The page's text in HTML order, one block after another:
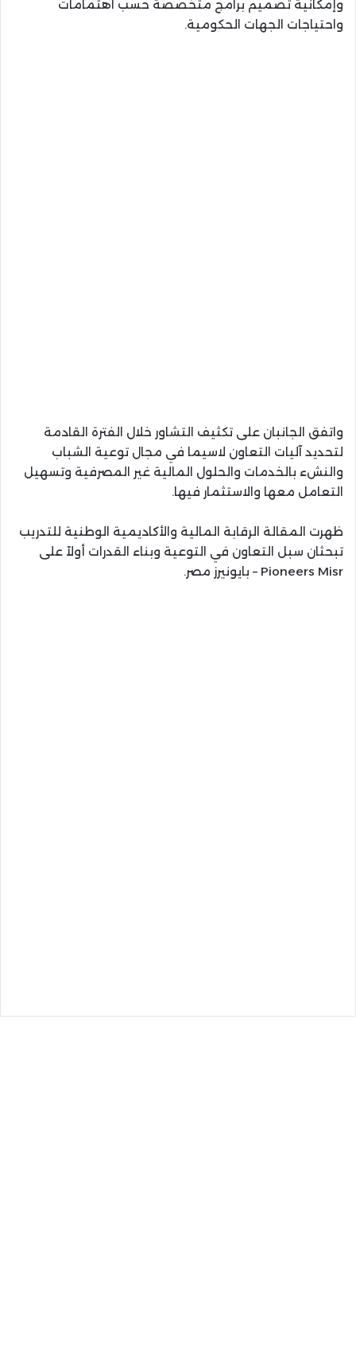
وإمكانية تصميم برامج متخصصة حسب اهتمامات
واحتياجات الجهات الحكومية.
واتفق الجانبان على تكثيف التشاور خلال الفترة القادمة
لتحديد آليات التعاون لاسيما في مجال توعية الشباب
والنشء بالخدمات والحلول المالية غير المصرفية وتسهيل
التعامل معها والاستثمار فيها.
ظهرت المقالة الرقابة المالية والأكاديمية الوطنية للتدريب
تبحثان سبل التعاون في التوعية وبناء القدرات أولاً على
Pioneers Misr – بايونيرز مصر.